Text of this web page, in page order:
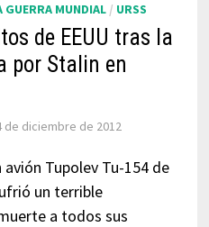
GUERRA MUNDIAL/ URSS
de EEUU tras la
por Stalin en
de diciembre de 2012
avión Tupolev Tu-154 de
un terrible
a todos sus